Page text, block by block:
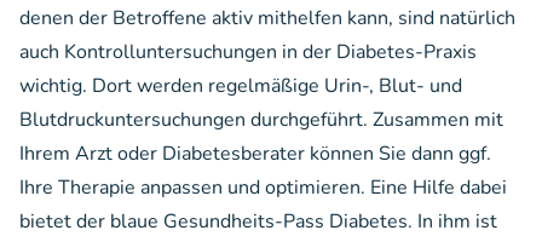
denen der Betroffene aktiv mithelfen kann, sind natürlich
auch Kontrolluntersuchungen in der Diabetes-Praxis
wichtig. Dort werden regelmäßige Urin-, Blut- und
Blutdruckuntersuchungen durchgeführt. Zusammen mit
Ihrem Arzt oder Diabetesberater können Sie dann ggf.
Ihre Therapie anpassen und optimieren. Eine Hilfe dabei
bietet der blaue Gesundheits-Pass Diabetes. In ihm ist